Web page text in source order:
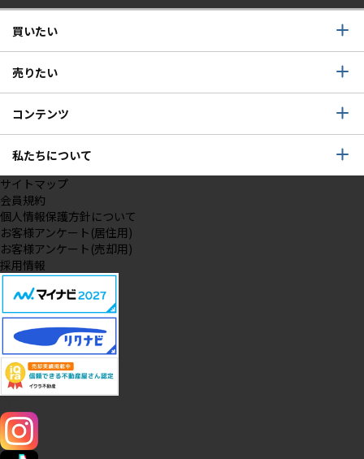
買いたい
売りたい
コンテンツ
私たちについて
サイトマップ
会員規約
個人情報保護方針について
お客様アンケート(居住用)
お客様アンケート(売却用)
採用情報